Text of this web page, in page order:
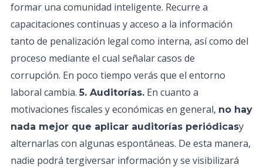
formar una comunidad inteligente. Recurre a
capacitaciones continuas y acceso a la información
tanto de penalización legal como interna, así como del
proceso mediante el cual señalar casos de
corrupción. En poco tiempo verás que el entorno
laboral cambia.5. Auditorías. En cuanto a
motivaciones fiscales y económicas en general, no hay
nada mejor que aplicar auditorías periódicasy
alternarlas con algunas espontáneas. De esta manera,
nadie podrá tergiversar información y se visibilizará